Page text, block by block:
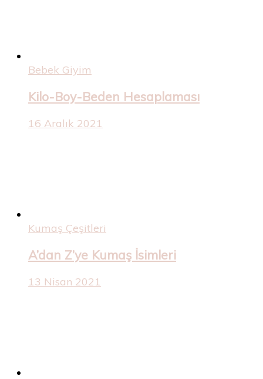
Bebek Giyim
Kilo-Boy-Beden Hesaplaması
16 Aralık 2021
Kumaş Çeşitleri
A’dan Z’ye Kumaş İsimleri
13 Nisan 2021